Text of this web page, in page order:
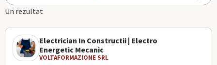
Un rezultat
Electrician In Constructii | Electro
Energetic Mecanic
VOLTAFORMAZIONE SRL